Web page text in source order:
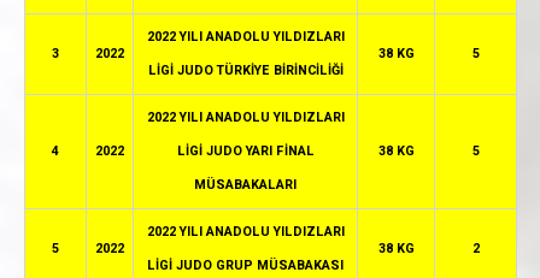
3 2022
2022 YILI ANADOLU YILDIZLARI
LİGİ JUDO TÜRKİYE BİRİNCİLİĞİ
38 KG 5
4 2022
2022 YILI ANADOLU YILDIZLARI
LİGİ JUDO YARI FİNAL
MÜSABAKALARI
38 KG 5
5 2022
2022 YILI ANADOLU YILDIZLARI
LİGİ JUDO GRUP MÜSABAKASI
38 KG 2